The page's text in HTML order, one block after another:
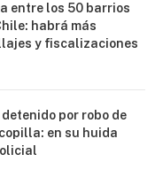
entre los 50 barrios
habrá más
y fiscalizaciones
por robo de
en su huida